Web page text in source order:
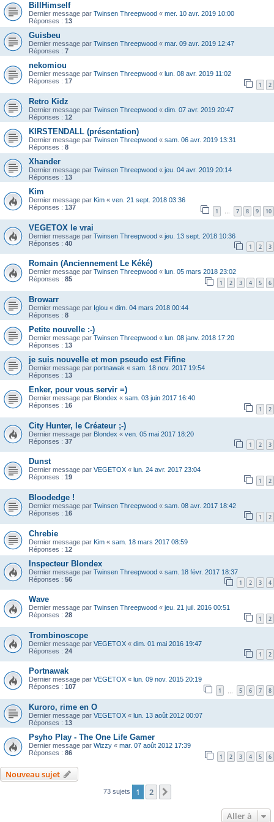
BillHimself
Dernier message par Twinsen Threepwood « mer. 10 avr. 2019 10:00
Réponses : 13
Guisbeu
Dernier message par Twinsen Threepwood « mar. 09 avr. 2019 12:47
Réponses : 7
nekomiou
Dernier message par Twinsen Threepwood « lun. 08 avr. 2019 11:02
Réponses : 17 1 2
Retro Kidz
Dernier message par Twinsen Threepwood « dim. 07 avr. 2019 20:47
Réponses : 12
KIRSTENDALL (présentation)
Dernier message par Twinsen Threepwood « sam. 06 avr. 2019 13:31
Réponses : 8
Xhander
Dernier message par Twinsen Threepwood « jeu. 04 avr. 2019 20:14
Réponses : 13
Kim
Dernier message par Kim « ven. 21 sept. 2018 03:36
Réponses : 137 1 … 7 8 9 10
VEGETOX le vrai
Dernier message par Twinsen Threepwood « jeu. 13 sept. 2018 10:36
Réponses : 40 1 2 3
Romain (Anciennement Le Kéké)
Dernier message par Twinsen Threepwood « lun. 05 mars 2018 23:02
Réponses : 85 1 2 3 4 5 6
Browarr
Dernier message par Iglou « dim. 04 mars 2018 00:44
Réponses : 8
Petite nouvelle :-)
Dernier message par Twinsen Threepwood « lun. 08 janv. 2018 17:20
Réponses : 13
je suis nouvelle et mon pseudo est Fifine
Dernier message par portnawak « sam. 18 nov. 2017 19:54
Réponses : 13
Enker, pour vous servir =)
Dernier message par Blondex « sam. 03 juin 2017 16:40
Réponses : 16 1 2
City Hunter, le Créateur ;-)
Dernier message par Blondex « ven. 05 mai 2017 18:20
Réponses : 37 1 2 3
Dunst
Dernier message par VEGETOX « lun. 24 avr. 2017 23:04
Réponses : 19 1 2
Bloodedge !
Dernier message par Twinsen Threepwood « sam. 08 avr. 2017 18:42
Réponses : 16 1 2
Chrebie
Dernier message par Kim « sam. 18 mars 2017 08:59
Réponses : 12
Inspecteur Blondex
Dernier message par Twinsen Threepwood « sam. 18 févr. 2017 18:37
Réponses : 56 1 2 3 4
Wave
Dernier message par Twinsen Threepwood « jeu. 21 juil. 2016 00:51
Réponses : 28 1 2
Trombinoscope
Dernier message par VEGETOX « dim. 01 mai 2016 19:47
Réponses : 24 1 2
Portnawak
Dernier message par VEGETOX « lun. 09 nov. 2015 20:19
Réponses : 107 1 5 6 7 8
Kuroro, rime en O
Dernier message par VEGETOX « lun. 13 août 2012 00:07
Réponses : 13
Psyho Play - The One Life Gamer
Dernier message par Wizzy « mar. 07 août 2012 17:39
Réponses : 86 1 2 3 4 5 6
Nouveau sujet
73 sujets 1 2
Aller à